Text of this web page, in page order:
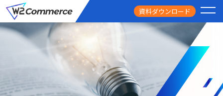
資料ダウンロード
サービス
PRICE
料金